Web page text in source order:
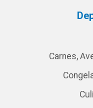
Carnes,